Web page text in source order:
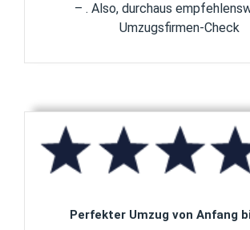
– . Also, durchaus
Umzugsfirmen-Check
Perfekter Umzug von Anfang